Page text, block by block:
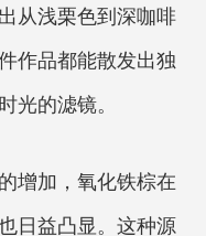
从浅栗色到深咖啡
作品都能散发出独
光的滤镜。
增加，氧化铁棕在
日益凸显。这种源